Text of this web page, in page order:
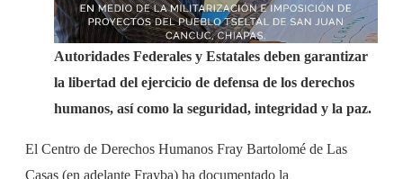
Autoridades Federales y Estatales deben garantizar
la libertad del ejercicio de defensa de los derechos
humanos, así como la seguridad, integridad y la paz.
El Centro de Derechos Humanos Fray Bartolomé de Las
Casas (en adelante Frayba) ha documentado la